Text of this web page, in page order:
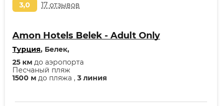
3,0 17 отзывов
Amon Hotels Belek - Adult Only
Турция, Белек,
1500 м до пляжа , 3 линия
Песчаный пляж
25 км до аэропорта